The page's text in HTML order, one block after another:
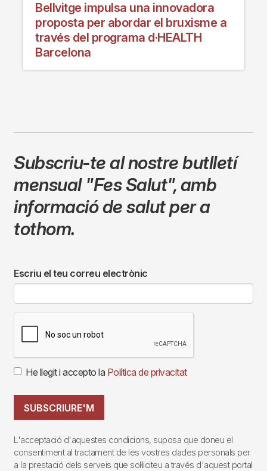
Bellvitge impulsa una innovadora
proposta per abordar el bruxisme a
través del programa d·HEALTH
Barcelona
Subscriu-te al nostre butlletí
mensual "Fes Salut",amb
informació de salut per a
tothom.
Escriu el teu correu electrònic
He llegit i accepto la Política de privacitat
SUBSCRIURE'M
L'acceptació d'aquestes condicions, suposa que doneu el
consentiment al tractament de les vostres dades personals per
a la prestació dels serveis que sol·liciteu a través d'aquest portal